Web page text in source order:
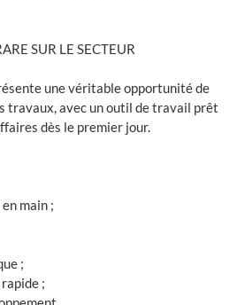
SUR LE SECTEUR
une véritable opportunité de
travaux, avec un outil de travail prêt
dès le premier jour.
main ;
;
;